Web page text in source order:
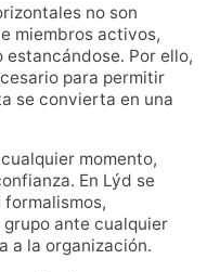
no son
miembros activos,
Por ello,
para permitir
se convierta en una
momento,
En Lýd se
ante cualquier
a la organización.